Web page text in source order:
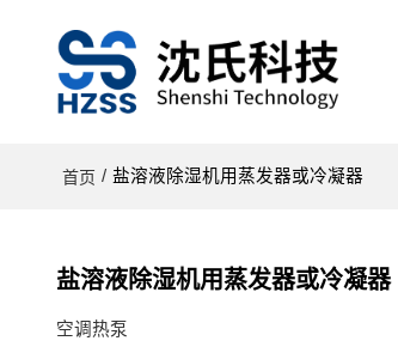
首页 / 盐溶液除湿机用蒸发器或冷凝器
盐溶液除湿机用蒸发器或冷凝器
空调热泵